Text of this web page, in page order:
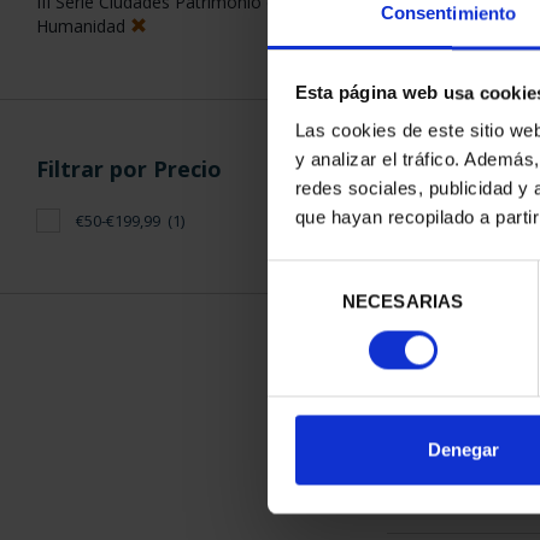
Consentimiento
Esta página web usa
Las cookies de este sitio
y analizar el tráfico.
redes sociales, publicidad y
que hayan recopilado a
consentimiento
NECESARIAS
Denegar
Humanidad
Filtrar por Precio
€50-€199,99 (1)
CIUDADES
ORDENAR POR: